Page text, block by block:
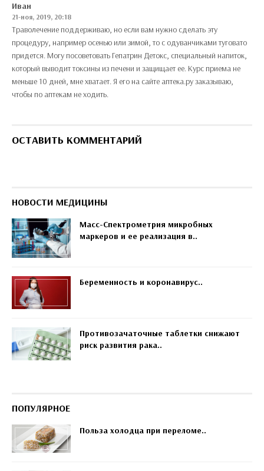
Иван
21-ноя, 2019, 20:18
Траволечение поддерживаю, но если вам нужно сделать эту
процедуру, например осенью или зимой, то с одуванчиками туговато
придется. Могу посоветовать Гепатрин Детокс, специальный напиток,
который выводит токсины из печени и защищает ее. Курс приема не
меньше 10 дней, мне хватает. Я его на сайте аптека.ру заказываю,
чтобы по аптекам не ходить.
ОСТАВИТЬ КОММЕНТАРИЙ
НОВОСТИ МЕДИЦИНЫ
Масс-Спектрометрия микробных
маркеров и ее реализация в..
Беременность и коронавирус..
Противозачаточные таблетки снижают
риск развития рака..
ПОПУЛЯРНОЕ
Польза холодца при переломе..